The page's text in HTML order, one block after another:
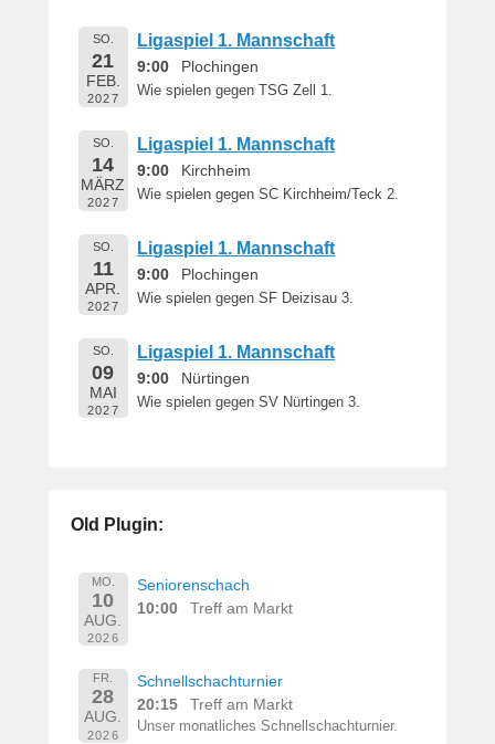
SO.
21
FEB.
2027
Ligaspiel 1. Mannschaft
9:00 Plochingen
Wie spielen gegen TSG Zell 1.
SO.
14
MÄRZ
2027
Ligaspiel 1. Mannschaft
9:00 Kirchheim
Wie spielen gegen SC Kirchheim/Teck 2.
SO.
11
APR.
2027
Ligaspiel 1. Mannschaft
9:00 Plochingen
Wie spielen gegen SF Deizisau 3.
SO.
09
MAI
2027
Ligaspiel 1. Mannschaft
9:00 Nürtingen
Wie spielen gegen SV Nürtingen 3.
Old Plugin:
MO.
10
AUG.
2026
Seniorenschach
10:00
Treff am Markt
FR.
28
AUG.
2026
Schnellschachturnier
20:15
Treff am Markt
Unser monatliches Schnellschachturnier.